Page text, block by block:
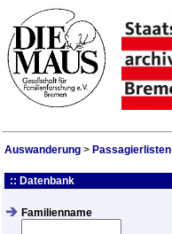
Auswanderung > Passagierlisten
:: Datenbank
Familienname